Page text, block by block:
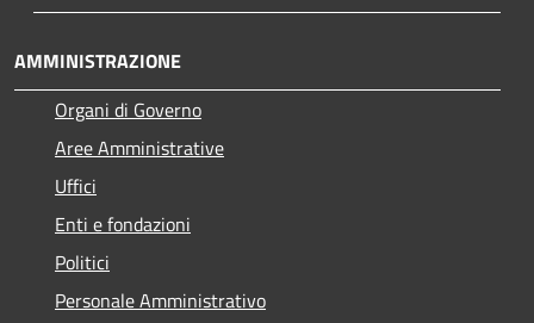
AMMINISTRAZIONE
Organi di Governo
Aree Amministrative
Uffici
Enti e fondazioni
Politici
Personale Amministrativo